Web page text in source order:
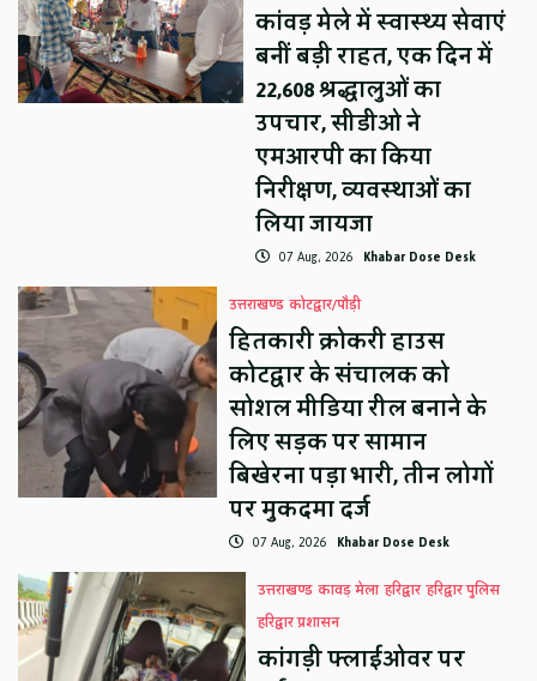
कांवड़ मेले में स्वास्थ्य सेवाएं
बनीं बड़ी राहत, एक दिन में
22,608 श्रद्धालुओं का
उपचार, सीडीओ ने
एमआरपी का किया
निरीक्षण, व्यवस्थाओं का
लिया जायजा
07 Aug, 2026 Khabar Dose Desk
उत्तराखण्ड कोटद्वार/पौड़ी
हितकारी क्रोकरी हाउस
कोटद्वार के संचालक को
सोशल मीडिया रील बनाने के
लिए सड़क पर सामान
बिखेरना पड़ा भारी, तीन लोगों
पर मुकदमा दर्ज
07 Aug, 2026 Khabar Dose Desk
उत्तराखण्ड कावड़ मेला हरिद्वार हरिद्वार पुलिस
हरिद्वार प्रशासन
कांगड़ी फ्लाईओवर पर